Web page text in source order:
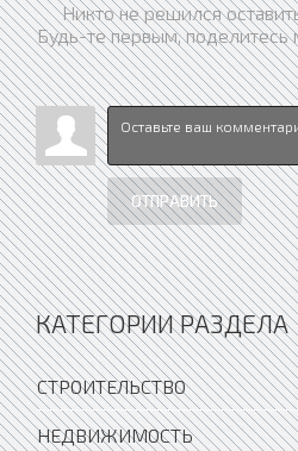
Никто не решился
Будь-те первым, поделитесь
ОТПРАВИТЬ
КАТЕГОРИИ РАЗДЕЛА
СТРОИТЕЛЬСТВО
НЕДВИЖИМОСТЬ